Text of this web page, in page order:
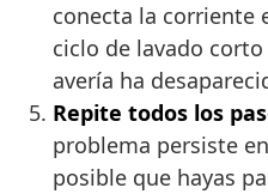
conecta la corriente
ciclo de lavado
avería ha
Repite todos los
problema persiste
posible que hayas